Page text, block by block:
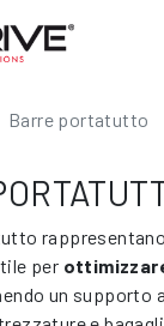
Barre portatutto
per
un supporto